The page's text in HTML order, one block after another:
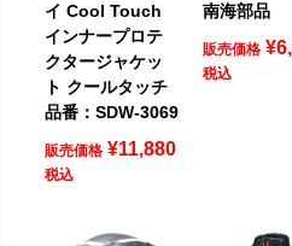
イ Cool Touch
インナープロテ
クタージャケッ
ト クールタッチ
品番：SDW-3069
販売価格 ¥11,880
税込
南海部品
販売価格 ¥
税込